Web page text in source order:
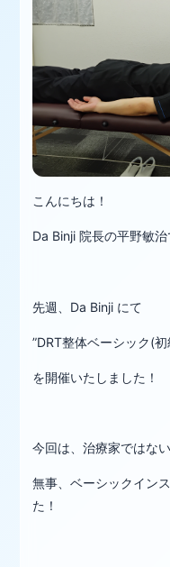
こんにちは！
Da Binji 院長の平野敏治
先週、Da Binji にて
”DRT整体ベーシック(
を開催いたしました！
今回は、治療家ではな
無事、ベーシックイン
た！